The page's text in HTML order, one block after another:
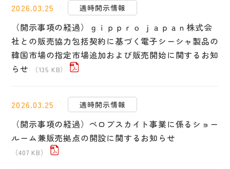
2026.03.25 適時開示情報
（開示事項の経過）ｇｉｐｐｒｏ ｊａｐａｎ株式会
社との販売協力包括契約に基づく電子シーシャ製品の
韓国市場の指定市場追加および販売開始に関するお知
らせ
（135 KB）
2026.03.25 適時開示情報
（開示事項の経過）ペロブスカイト事業に係るショー
ルーム兼販売拠点の開設に関するお知らせ
（407 KB）